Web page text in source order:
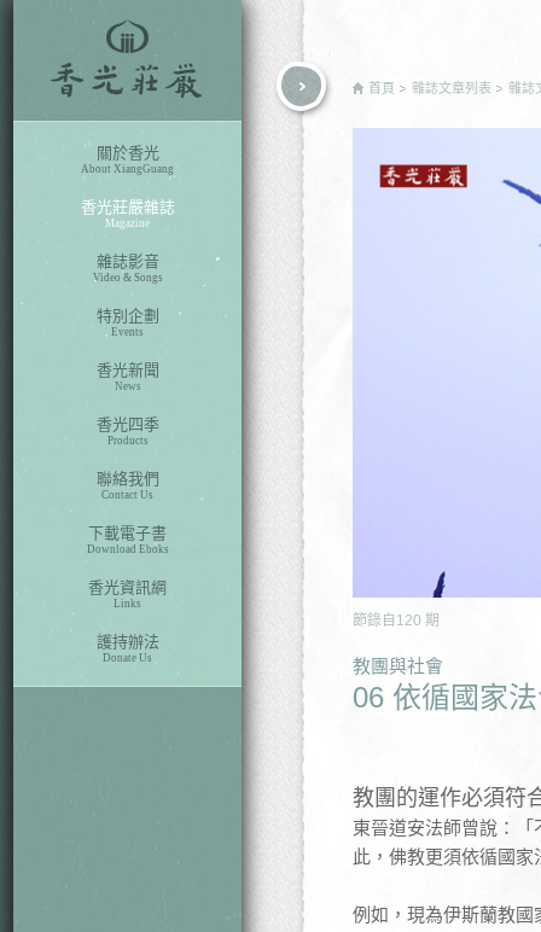
關於香光
About XiangGuang
香光莊嚴雜誌
Magazine
雜誌影音
Video & Songs
特別企劃
Events
香光新聞
News
香光四季
Products
聯絡我們
Contact Us
下載電子書
Download Eboks
香光資訊網
Links
護持辦法
Donate Us
首頁 雜誌文章列表 雜誌
節錄自 120 期
教團與社會
06 依循國家
教團的運作必須符
東晉道安法師曾說：
此，佛教更須依循國
例如，現為伊斯蘭教